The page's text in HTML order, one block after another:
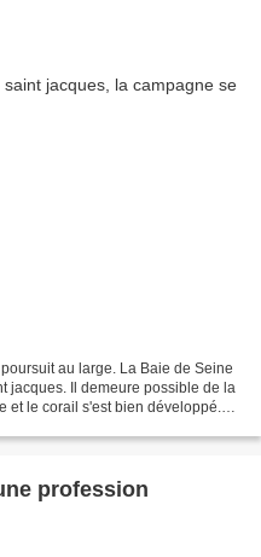
au large. La Baie de Seine
jacques. Il demeure possible de la
et le corail s'est bien développé.
profession